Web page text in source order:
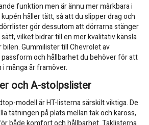
funktion men är ännu mer märkbara i
håller tätt, så att du slipper drag och
gör dessutom att dörrarna stänger
vilket bidrar till en mer kvalitativ känsla
bilen. Gummilister till Chevrolet av
och hållbarhet du behöver för att
många år framöver.
och A-stolpslister
modell är HT-listerna särskilt viktiga. De
tätningen på plats mellan tak och kaross,